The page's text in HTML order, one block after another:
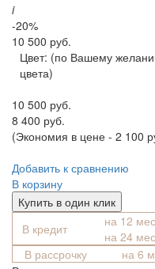
i
-20%
10 500 руб.
Цвет: (по Вашему
цвета)
10 500 руб.
8 400 руб.
(Экономия в цене - 2 100
Добавить к сравнению
В корзину
Купить в один клик
В кредит
на 12
на 24
В рассрочку
на 6